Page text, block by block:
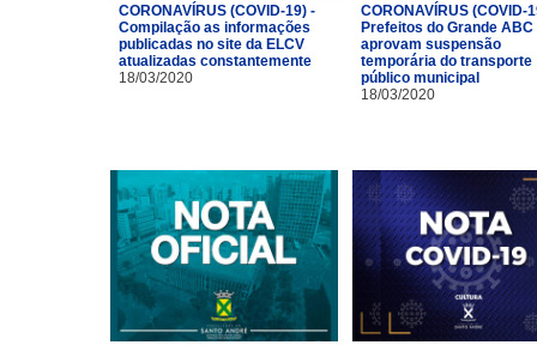
CORONAVÍRUS (COVID-19) -
Compilação as informações
publicadas no site da ELCV
atualizadas constantemente
18/03/2020
CORONAVÍRUS (COVID-
Prefeitos do Grande ABC
aprovam suspensão
temporária do transporte
público municipal
18/03/2020